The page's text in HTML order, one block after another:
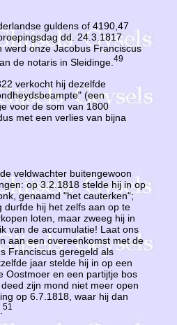
guldens of 4190,47
dd. 24.3.1817
werd onze Jacobus Franciscus
de notaris in Sleidinge. 49
verkocht hij dezelfde
(een
voor de som van 1800
met een verlies van bijna
veldwachter buitengewoon
op 3.2.1818 stelde hij in op
genaamd "het cauterken";
durfde hij het zelfs aan op te
loten, maar zweeg hij in
van de accumulatie! Laat ons
aan een overeenkomst met de
Franciscus geregeld als
jaar stelde hij in op een
Oostmoer en een partijtje bos
zijn mond niet meer open
op 6.7.1818, waar hij dan
51